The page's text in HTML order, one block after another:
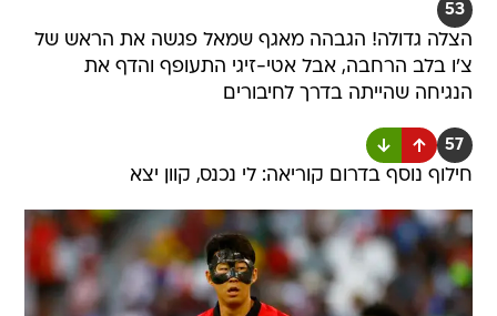
53
הצלה גדולה! הגבהה מאגף שמאל פגשה את הראש של
צ'ו בלב הרחבה, אבל אטי-זיגי התעופף והדף את
הנגיחה שהייתה בדרך לחיבורים
57
חילוף נוסף בדרום קוריאה: לי נכנס, קוון יצא